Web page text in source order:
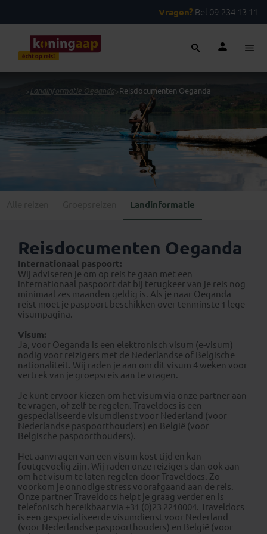
Vragen? Bel 09-234 13 11
> Landinformatie Oeganda >Reisdocumenten Oeganda
Landinformatie
Reisdocumenten Oeganda
Internationaal paspoort:
Wij adviseren je om op reis te gaan met een
internationaal paspoort dat bij terugkeer van je reis nog
minimaal zes maanden geldig is. Als je naar Oeganda
reist moet je paspoort beschikken over tenminste 1 lege
visumpagina.
Visum:
Ja, voor Oeganda is een elektronisch visum (e-visum)
nodig voor reizigers met de Nederlandse of Belgische
nationaliteit. Wij raden je aan om dit visum 4 weken voor
vertrek van je groepsreis aan te vragen.
Je kunt ervoor kiezen om het visum via onze partner aan
te vragen, of zelf te regelen. Traveldocs is een
gespecialiseerde visumdienst voor Nederland (voor
Nederlandse paspoorthouders) en België (voor
Belgische paspoorthouders).
Het aanvragen van een visum kost tijd en kan
foutgevoelig zijn. Wij raden onze reizigers dan ook aan
om het visum te laten regelen door Traveldocs. Zo
voorkom je onnodige stress voorafgaand aan de reis.
Onze partner Traveldocs helpt je graag verder en is
telefonisch bereikbaar via +31 (0)23 2210004. Traveldocs
is een gespecialiseerde visumdienst voor Nederland
(voor Nederlandse paspoorthouders) en België (voor